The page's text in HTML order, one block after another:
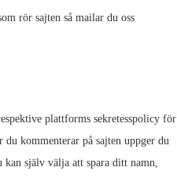
rör sajten så mailar du oss
plattforms sekretesspolicy för
kommenterar på sajten uppger du
själv välja att spara ditt namn,